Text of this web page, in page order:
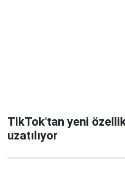
TikTok'tan yeni
uzatılıyor